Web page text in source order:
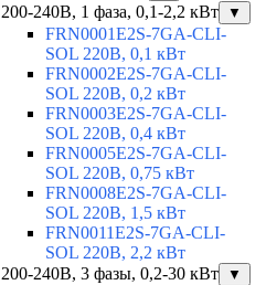
200-240В, 1 фаза, 0,1-2,2 кВт ▼
FRN0001E2S-7GA-CLI-
SOL 220В, 0,1 кВт
FRN0002E2S-7GA-CLI-
SOL 220В, 0,2 кВт
FRN0003E2S-7GA-CLI-
SOL 220В, 0,4 кВт
FRN0005E2S-7GA-CLI-
SOL 220В, 0,75 кВт
FRN0008E2S-7GA-CLI-
SOL 220В, 1,5 кВт
FRN0011E2S-7GA-CLI-
SOL 220В, 2,2 кВт
200-240В, 3 фазы, 0,2-30 кВт
▼